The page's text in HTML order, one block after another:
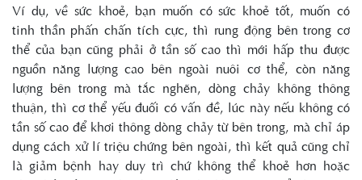
Ví dụ, về sức khoẻ, bạn muốn có sức khoẻ tốt, muốn có
tinh thần phấn chấn tích cực, thì rung động bên trong cơ
thể của bạn cũng phải ở tần số cao thì mới hấp thu được
nguồn năng lượng cao bên ngoài nuôi cơ thể, còn năng
lượng bên trong mà tắc nghẽn, dòng chảy không thông
thuận, thì cơ thể yếu đuối có vấn đề, lúc này nếu không có
tần số cao để khơi thông dòng chảy từ bên trong, mà chỉ áp
dụng cách xử lí triệu chứng bên ngoài, thì kết quả cũng chỉ
là giảm bệnh hay duy trì chứ không thể khoẻ hơn hoặc